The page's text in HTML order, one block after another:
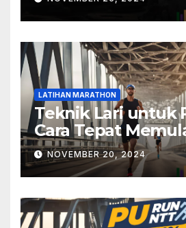
LATIHAN MARATHON
Teknik Lari untuk
Cara Tepat
Marathon
NOVEMBER 20, 2024